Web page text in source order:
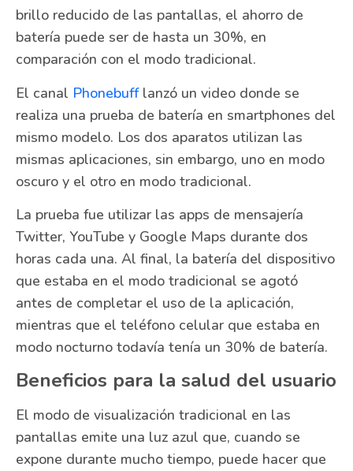
brillo reducido de las pantallas, el ahorro de
batería puede ser de hasta un 30%, en
comparación con el modo tradicional.
El canal Phonebufflanzó un video donde se
realiza una prueba de batería en smartphones del
mismo modelo. Los dos aparatos utilizan las
mismas aplicaciones, sin embargo, uno en modo
oscuro y el otro en modo tradicional.
La prueba fue utilizar las apps de mensajería
Twitter, YouTube y Google Maps durante dos
horas cada una. Al final, la batería del dispositivo
que estaba en el modo tradicional se agotó
antes de completar el uso de la aplicación,
mientras que el teléfono celular que estaba en
modo nocturno todavía tenía un 30% de batería.
Beneficios para la salud del usuario
El modo de visualización tradicional en las
pantallas emite una luz azul que, cuando se
expone durante mucho tiempo, puede hacer que